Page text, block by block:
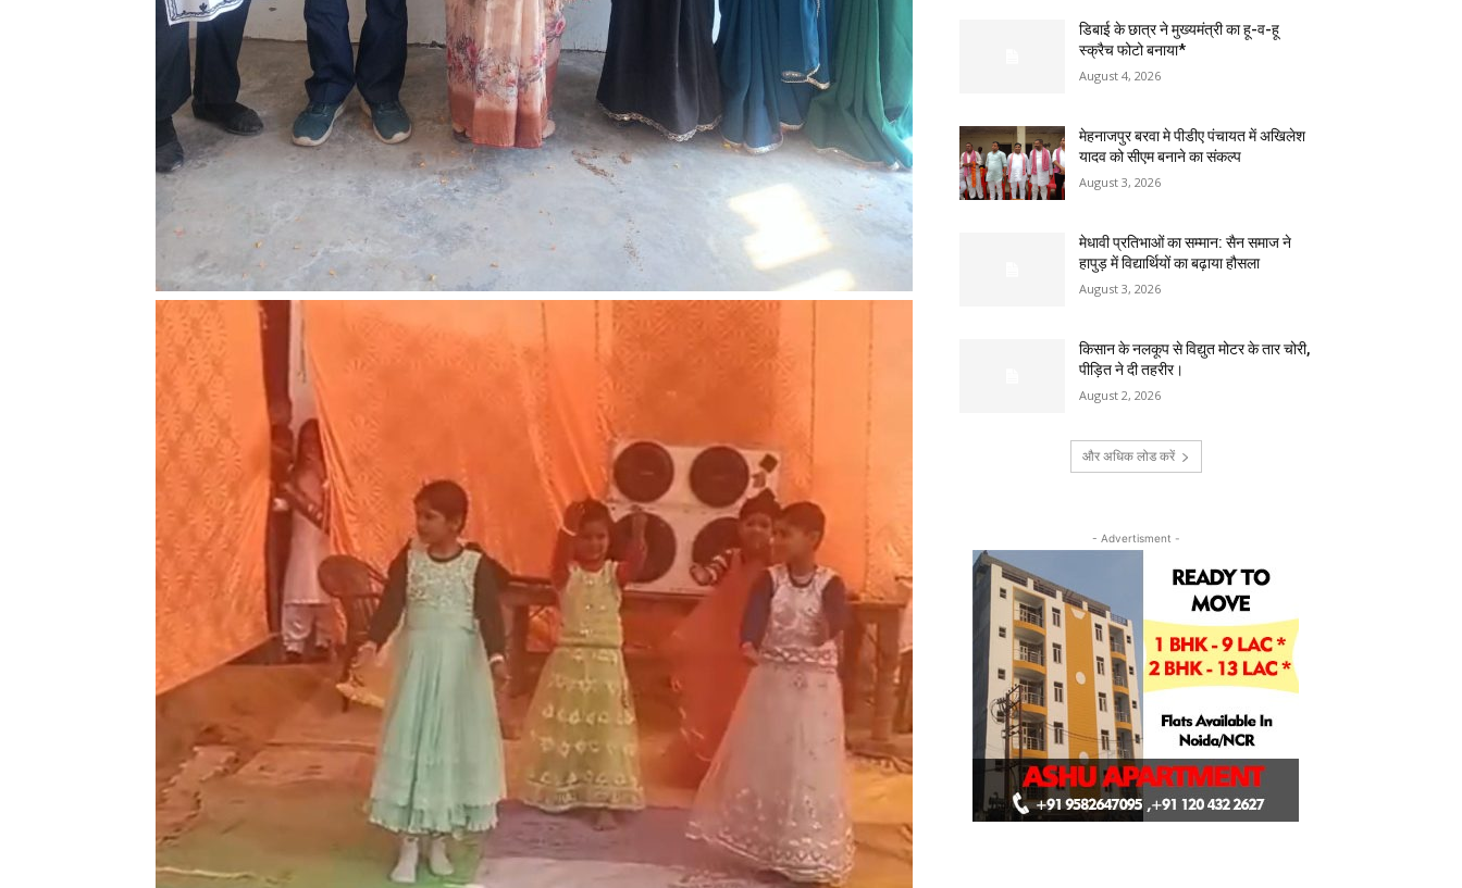
डिबाई के छात्र ने मुख्यमंत्री का हू-व-हू
स्क्रैच फोटो बनाया*
August 4, 2026
मेहनाजपुर बरवा मे पीडीए पंचायत में अखिलेश
यादव को सीएम बनाने का संकल्प
August 3, 2026
मेधावी प्रतिभाओं का सम्मान: सैन समाज ने
हापुड़ में विद्यार्थियों का बढ़ाया हौसला
August 3, 2026
किसान के नलकूप से विद्युत मोटर के तार चोरी,
पीड़ित ने दी तहरीर।
August 2, 2026
और अधिक लोड करें
- Advertisment -